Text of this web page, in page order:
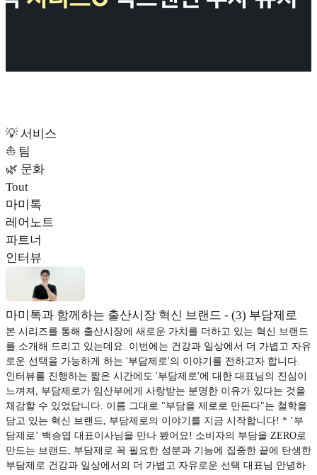
💡 서비스
⛵️ 팀
🌿 문화
Tout
마미톡
레어노트
파트너
인터뷰
마미톡과 함께하는 출산시장 혁신 브랜드 - (3) 부담제로
본 시리즈를 통해 출산시장에 새로운 가치를 더하고 있는 혁신 브랜드
를 소개해 드리고 있는데요. 이번에는 건강과 일상에서 더 가볍고 자유
로운 선택을 가능하게 하는 '부담제로'의 이야기를 전하고자 합니다.
인터뷰를 진행하는 짧은 시간에도 '부담제로'에 대한 대표님의 진심이
느껴져, 부담제로가 임산부에게 사랑받는 분명한 이유가 있다는 것을
체감할 수 있었답니다. 이름 그대로 "부담을 제로로 만든다"는 철학을
담고 있는 혁신 브랜드, 부담제로의 이야기를 지금 시작합니다! * ’부
담제로’ 백승엽 대표이사님을 만나 봤어요! 소비자의 부담을 ZERO로
만드는 브랜드, 부담제로 꼭 필요한 성분과 기능에 집중한 끝에 탄생한
부담제로 건강과 일상에서의 더 가볍고 자유로운 선택 대표님 안녕하